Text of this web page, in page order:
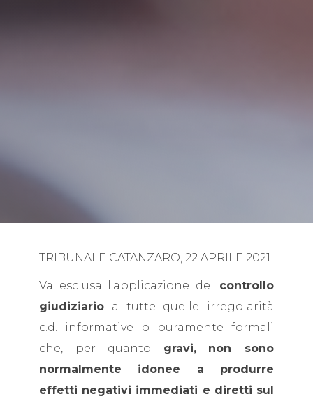
TRIBUNALE CATANZARO, 22 APRILE 2021
Va esclusa l'applicazione del controllo
giudiziario a tutte quelle irregolarità
c.d. informative o puramente formali
che, per quanto gravi,
non sono
normalmente idonee a produrre
effetti negativi immediati e diretti sul